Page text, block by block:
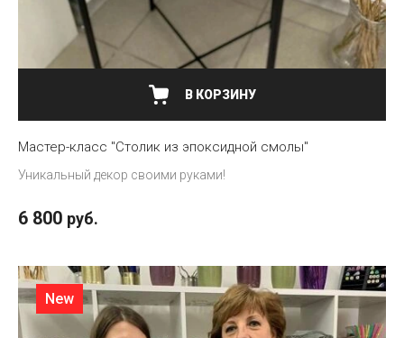
В КОРЗИНУ
Мастер-класс "Столик из эпоксидной смолы"
Уникальный декор своими руками!
6 800 руб.
New